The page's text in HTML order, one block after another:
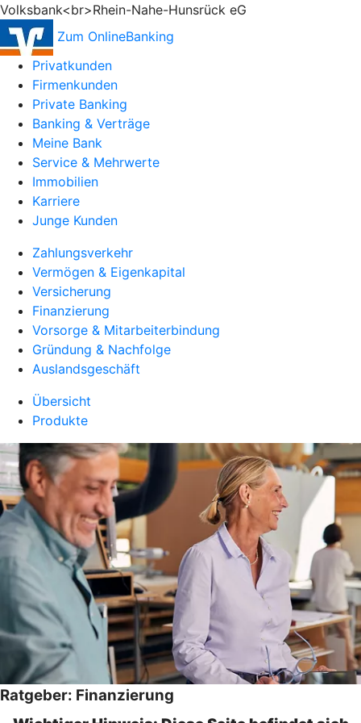
Volksbank<br>Rhein-Nahe-Hunsrück eG
Zum OnlineBanking
Privatkunden
Firmenkunden
Private Banking
Banking & Verträge
Meine Bank
Service & Mehrwerte
Immobilien
Karriere
Junge Kunden
Zahlungsverkehr
Vermögen & Eigenkapital
Versicherung
Finanzierung
Vorsorge & Mitarbeiterbindung
Gründung & Nachfolge
Auslandsgeschäft
Übersicht
Produkte
Ratgeber: Finanzierung